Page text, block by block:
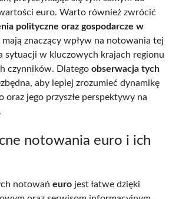
euro. Warto również zwrócić
polityczne oraz gospodarcze w
mają znaczący wpływ na notowania tej
sytuacji w kluczowych krajach regionu
czynników. Dlatego obserwacja tych
aby lepiej zrozumieć dynamikę
oraz jego przyszłe perspektywy na
notowania euro i ich
notowań euro jest łatwe dzięki